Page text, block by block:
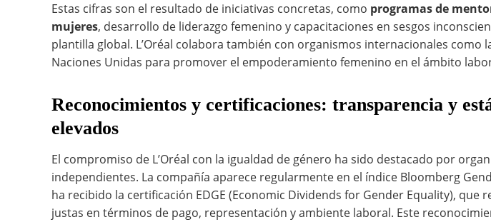
Estas cifras son el resultado de iniciativas concretas, como programas de
mujeres, desarrollo de liderazgo femenino y capacitaciones en sesgos
plantilla global. L’Oréal colabora también con organismos internacionales como
Naciones Unidas para promover el empoderamiento femenino en el ámbito
Reconocimientos y certificaciones: transparencia y
elevados
El compromiso de L’Oréal con la igualdad de género ha sido destacado por
independientes. La compañía aparece regularmente en el índice Bloomberg
ha recibido la certificación EDGE (Economic Dividends for Gender Equality), que
justas en términos de pago, representación y ambiente laboral. Este